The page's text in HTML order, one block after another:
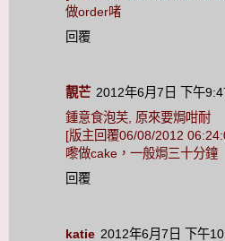
做order啫
回覆
靚芒 2012年6月7日 下午
鍾意食泡芙, 原來要焗咁耐
[版主回覆06/08/2012
嚟做cake，一般焗三十分鐘
回覆
katie 2012年6月7日 下午